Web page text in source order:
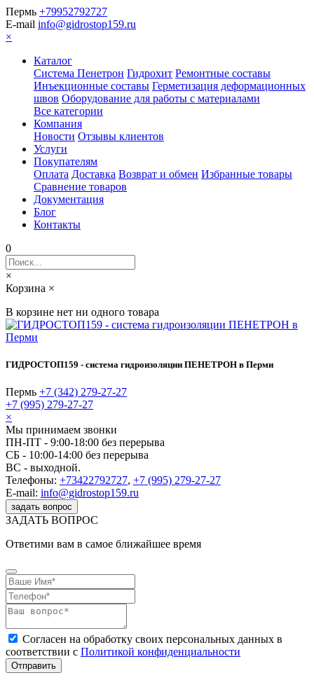
Пермь +79952792727
E-mail info@gidrostop159.ru
×
Каталог
Система Пенетрон Гидрохит Ремонтные составы
Инъекционные составы Герметизация деформационных
швов Оборудование для работы с материалами
Все категории
Компания
Новости Отзывы клиентов
Услуги
Покупателям
Оплата Доставка Возврат и обмен Избранные товары
Сравнение товаров
Документация
Блог
Контакты
0
×
Корзина ×
В корзине нет ни одного товара
ГИДРОСТОП159 - система гидроизоляции ПЕНЕТРОН в Перми
Пермь +7 (342) 279-27-27
+7 (995) 279-27-27
×
Мы принимаем звонки
ПН-ПТ - 9:00-18:00 без перерыва
СБ - 10:00-14:00 без перерыва
ВС - выходной.
Телефоны: +73422792727, +7 (995) 279-27-27
E-mail: info@gidrostop159.ru
задать вопрос
ЗАДАТЬ ВОПРОС
Ответими вам в самое ближайшее время
Согласен на обработку своих персональных данных в
соответствии с Политикой конфиденциальности
Отправить